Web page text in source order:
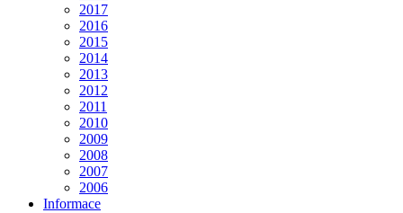
2017
2016
2015
2014
2013
2012
2011
2010
2009
2008
2007
2006
Informace